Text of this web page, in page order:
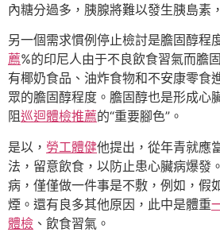
內糖分過多，胰腺將難以發生胰島素
另一個需求慣例停止檢討是膽固醇程
薦%的印尼人由于不良飲食習氣而膽
有椰奶食品、油炸食物和不安康零食
眾的膽固醇程度。膽固醇也是形成心
阻巡迴體檢推薦的“重要腳色”。
是以， 勞工體健他提出，從年青就應
法，留意飲食，以防止患心臟病爆發
病，僅僅做一件事是不敷，例如，假
煙。還有良多其他原因，此中是體重
體檢 、飲食習氣。